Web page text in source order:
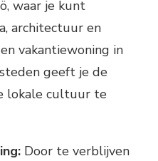
waar je kunt
architectuur en
vakantiewoning in
geeft je de
lokale cultuur te
Door te verblijven